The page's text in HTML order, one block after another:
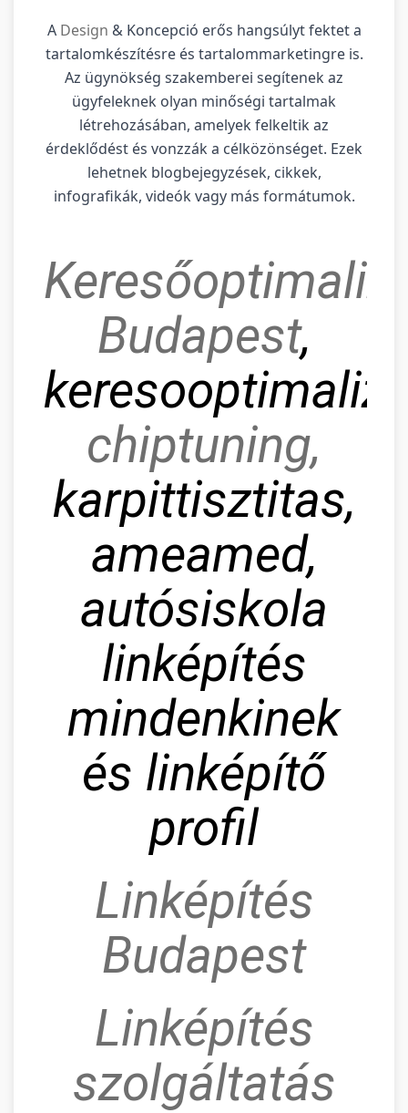
A Design & Koncepció erős hangsúlyt fektet a
tartalomkészítésre és tartalommarketingre is.
Az ügynökség szakemberei segítenek az
ügyfeleknek olyan minőségi tartalmak
létrehozásában, amelyek felkeltik az
érdeklődést és vonzzák a célközönséget. Ezek
lehetnek blogbejegyzések, cikkek,
infografikák, videók vagy más formátumok.
Budapest,
chiptuning,
karpittisztitas,
ameamed,
autósiskola
linképítés
mindenkinek
és linképítő
profil
Linképítés
Budapest
Linképítés
szolgáltatás